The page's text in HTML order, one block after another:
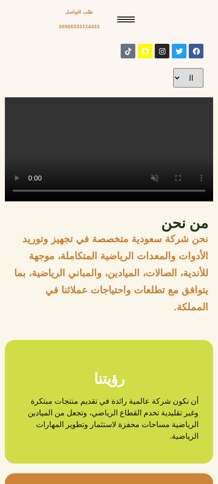
طلب التواصل
00966533124433
من نحن
نحن شركة سعودية متخصصة في تجهيز وتوريد
الأدوات والمعدات الرياضية المتكاملة، موجهة
للأندية، الصالات، الميادين، والمباني الرياضية، بما
يتوافق مع تطلعات واحتياجات عملائنا في
المملكة.
رؤيتنا
أن نكون شركة عالمية رائدة في تقديم منتجات مبتكرة
وغير تقليدية تخدم القطاع الرياضي، وتجعل من الميادين
الرياضية مساحات محفزة لاستثمار وتطوير المهارات
الرياضية.